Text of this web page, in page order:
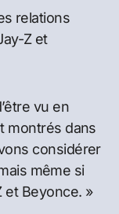
relations
Z et
vu en
montrés dans
considérer
même si
et Beyonce. »